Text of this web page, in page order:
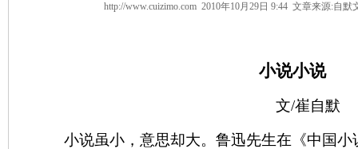
http://www.cuizimo.com 2010年10月29日 9:44 文章来源:自
小说小说
文/崔自默
小说虽小，意思却大。鲁迅先生在《中国